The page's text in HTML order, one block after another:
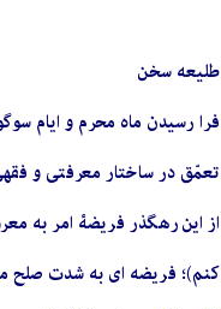
طلیعه سخن
فرا رسیدن ماه محرم و ایام
تعمّق در ساختار معرفتی و
از این رهگذر فریضۀ امر به
كنم)؛ فریضه ای به شدت صلح